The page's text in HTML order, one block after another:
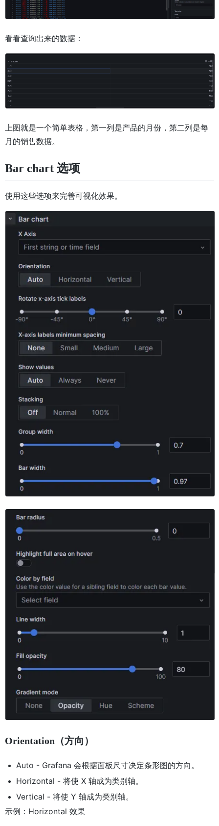
看看查询出来的数据：
上图就是一个简单表格，第一列是产品的月份，第二列是每
月的销售数据。
Bar chart 选项
使用这些选项来完善可视化效果。
Orientation（方向）
Auto - Grafana 会根据面板尺寸决定条形图的方向。
Horizontal - 将使 X 轴成为类别轴。
Vertical - 将使 Y 轴成为类别轴。
示例：Horizontal 效果